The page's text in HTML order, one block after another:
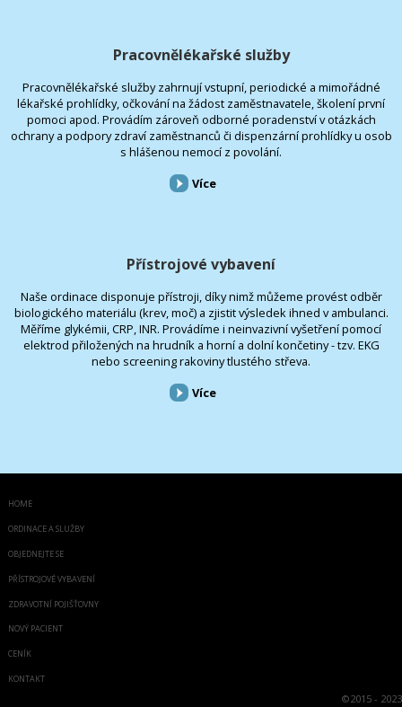
Pracovnělékařské služby
Pracovnělékařské služby zahrnují vstupní, periodické a mimořádné
lékařské prohlídky, očkování na žádost zaměstnavatele, školení první
pomoci apod. Provádím zároveň odborné poradenství v otázkách
ochrany a podpory zdraví zaměstnanců či dispenzární prohlídky u osob
s hlášenou nemocí z povolání.
Více
Přístrojové vybavení
Naše ordinace disponuje přístroji, díky nimž můžeme provést odběr
biologického materiálu (krev, moč) a zjistit výsledek ihned v ambulanci.
Měříme glykémii, CRP, INR. Provádíme i neinvazivní vyšetření pomocí
elektrod přiložených na hrudník a horní a dolní končetiny - tzv. EKG
nebo screening rakoviny tlustého střeva.
Více
HOME
ORDINACE A SLUŽBY
OBJEDNEJTE SE
PŘÍSTROJOVÉ VYBAVENÍ
ZDRAVOTNÍ POJIŠŤOVNY
NOVÝ PACIENT
CENÍK
KONTAKT
©2015 - 2023